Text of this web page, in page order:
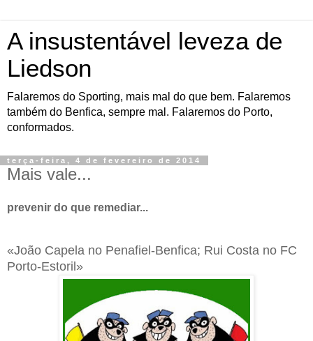
A insustentável leveza de
Liedson
Falaremos do Sporting, mais mal do que bem. Falaremos
também do Benfica, sempre mal. Falaremos do Porto,
conformados.
terça-feira, 4 de fevereiro de 2014
Mais vale...
prevenir do que remediar...
«João Capela no Penafiel-Benfica; Rui Costa no FC
Porto-Estoril»